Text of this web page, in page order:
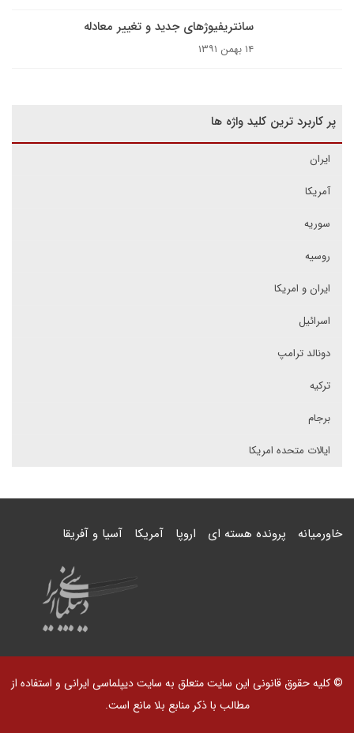
سانتریفیوژهای جدید و تغییر معادله
۱۴ بهمن ۱۳۹۱
پر کاربرد ترین کلید واژه ها
ایران
آمریکا
سوریه
روسیه
ایران و امریکا
اسرائیل
دونالد ترامپ
ترکیه
برجام
ایالات متحده امریکا
خاورمیانه پرونده هسته ای اروپا آمریکا آسیا و آفریقا
© کلیه حقوق قانونی این سایت متعلق به سایت دیپلماسی ایرانی و استفاده از
مطالب با ذکر منابع بلا مانع است.